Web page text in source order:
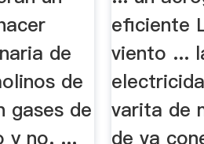
de
de
gases de
y no. ...
eficiente
viento ...
varita de
de va